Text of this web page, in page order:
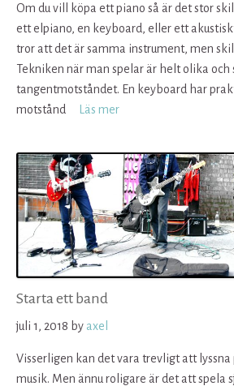
Om du vill köpa ett piano så är det stor
ett elpiano, en keyboard, eller ett
tror att det är samma instrument, men
Tekniken när man spelar är helt olika
tangentmotståndet. En keyboard har
motstånd
Läs mer
Starta ett band
juli 1, 2018 by axel
Visserligen kan det vara trevligt att lyssna
musik. Men ännu roligare är det att spela